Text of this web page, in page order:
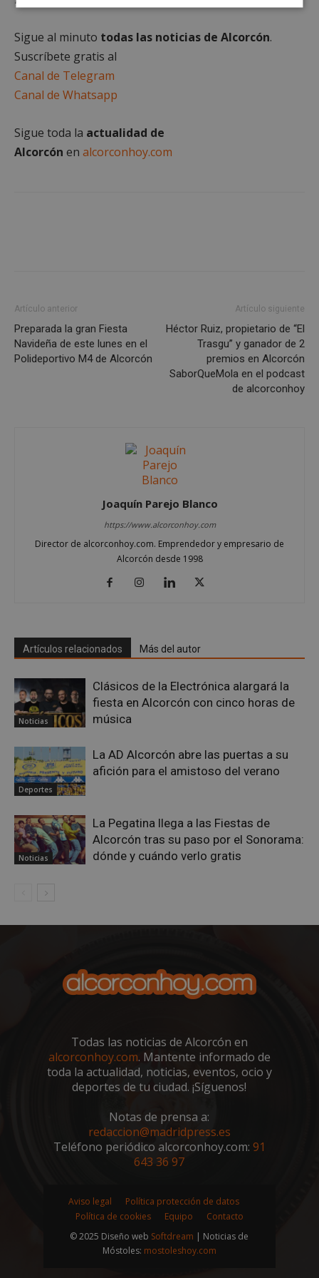
Sigue al minuto todas las noticias de Alcorcón.
Suscríbete gratis al
Canal de Telegram
Canal de Whatsapp
Sigue toda la actualidad de
Alcorcón en alcorconhoy.com
Artículo anterior
Preparada la gran Fiesta
Navideña de este lunes en el
Polideportivo M4 de Alcorcón
Artículo siguiente
Héctor Ruiz, propietario de “El
Trasgu” y ganador de 2
premios en Alcorcón
SaborQueMola en el podcast
de alcorconhoy
Joaquín Parejo Blanco
https://www.alcorconhoy.com
Director de alcorconhoy.com. Emprendedor y empresario de
Alcorcón desde 1998
Artículos relacionados Más del autor
Noticias
Clásicos de la Electrónica alargará la
fiesta en Alcorcón con cinco horas de
música
Deportes
La AD Alcorcón abre las puertas a su
afición para el amistoso del verano
Noticias
La Pegatina llega a las Fiestas de
Alcorcón tras su paso por el Sonorama:
dónde y cuándo verlo gratis
Todas las noticias de Alcorcón en
alcorconhoy.com. Mantente informado de
toda la actualidad, noticias, eventos, ocio y
deportes de tu ciudad. ¡Síguenos!
Notas de prensa a:
redaccion@madridpress.es
Teléfono periódico alcorconhoy.com: 91
643 36 97
Aviso legal
Política protección de datos
Política de cookies
Equipo
Contacto
© 2025 Diseño web Softdream | Noticias de
Móstoles: mostoleshoy.com
Cookies
necesarias
Cookies de
Cookies de
preferencias
Cookies no clasificadas
Cookies no clasificadas
Las cookies estrictamente necesarias permiten la
funcionalidad principal del sitio web, como el
inicio de sesión de usuario y la gestión de cuentas.
El sitio web no se puede utilizar correctamente sin
AWSALBCORS
Amazon.com
Inc.
embed.bsky.app
1 semana
sp_landing
Spotify Inc.
.spotify.com
VISITOR_PRIVACY_METADATA
YouTube
.youtube.com
Google